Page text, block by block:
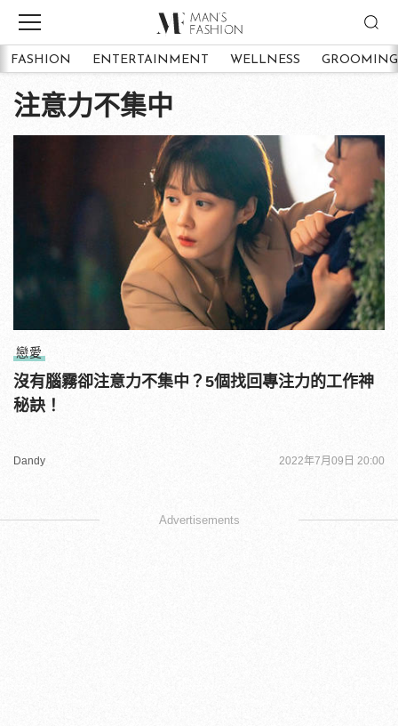
FASHION ENTERTAINMENT WELLNESS GROOMING
注意力不集中
戀愛
沒有腦霧卻注意力不集中？5個找回專注力的工作神
秘訣！
Dandy 2022年7月09日 20:00
Advertisements